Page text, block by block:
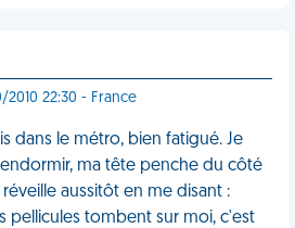
2010 22:30 - France
dans le métro, bien fatigué. Je
ma tête penche du côté
aussitôt en me disant :
pellicules tombent sur moi, c'est